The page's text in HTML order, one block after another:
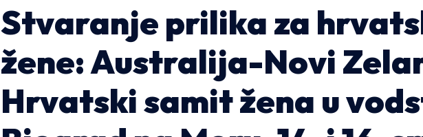
Stvaranje prilika za
žene: Australija-Novi
Hrvatski samit žena u